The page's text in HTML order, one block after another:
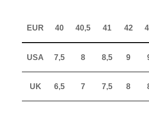
EUR 40 40,5 41 42
USA 7,5 8 8,5 9
UK 6,5 7 7,5 8